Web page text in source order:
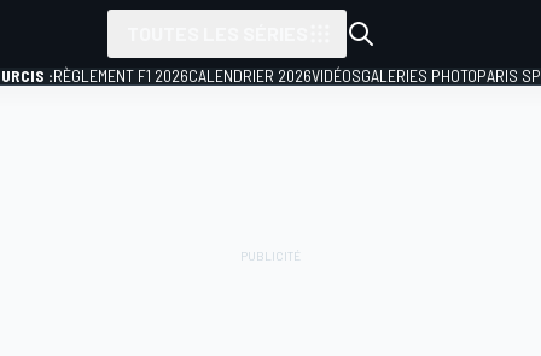
:RÈGLEMENT F1 2026CALENDRIER 2026VIDÉOSGALERIES PHOTOPARIS